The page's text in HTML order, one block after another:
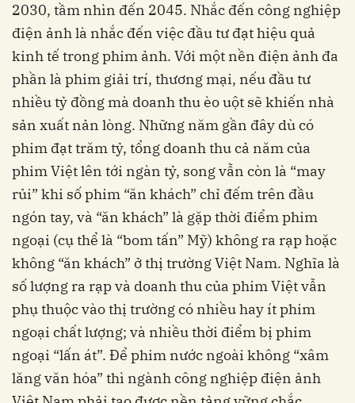
2030, tầm nhìn đến 2045. Nhắc đến công nghiệp
điện ảnh là nhắc đến việc đầu tư đạt hiệu quả
kinh tế trong phim ảnh. Với một nền điện ảnh đa
phần là phim giải trí, thương mại, nếu đầu tư
nhiều tỷ đồng mà doanh thu èo uột sẽ khiến nhà
sản xuất nản lòng. Những năm gần đây dù có
phim đạt trăm tỷ, tổng doanh thu cả năm của
phim Việt lên tới ngàn tỷ, song vẫn còn là “may
rủi” khi số phim “ăn khách” chỉ đếm trên đầu
ngón tay, và “ăn khách” là gặp thời điểm phim
ngoại (cụ thể là “bom tấn” Mỹ) không ra rạp hoặc
không “ăn khách” ở thị trường Việt Nam. Nghĩa là
số lượng ra rạp và doanh thu của phim Việt vẫn
phụ thuộc vào thị trường có nhiều hay ít phim
ngoại chất lượng; và nhiều thời điểm bị phim
ngoại “lấn át”. Để phim nước ngoài không “xâm
lăng văn hóa” thì ngành công nghiệp điện ảnh